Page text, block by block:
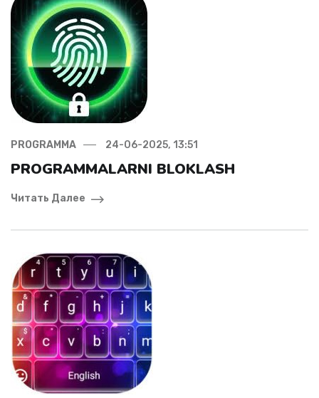
PROGRAMMA 24-06-2025, 13:51
PROGRAMMALARNI BLOKLASH
Читать Далее